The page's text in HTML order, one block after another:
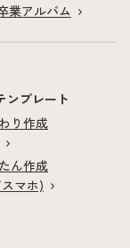
業アルバム
ンプレート
り作成
ん作成
マホ)